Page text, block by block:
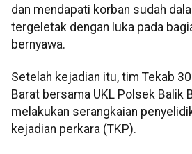
dan mendapati korban sudah
tergeletak dengan luka pada
bernyawa.
Setelah kejadian itu, tim Tekab
Barat bersama UKL Polsek Balik
melakukan serangkaian
kejadian perkara (TKP).